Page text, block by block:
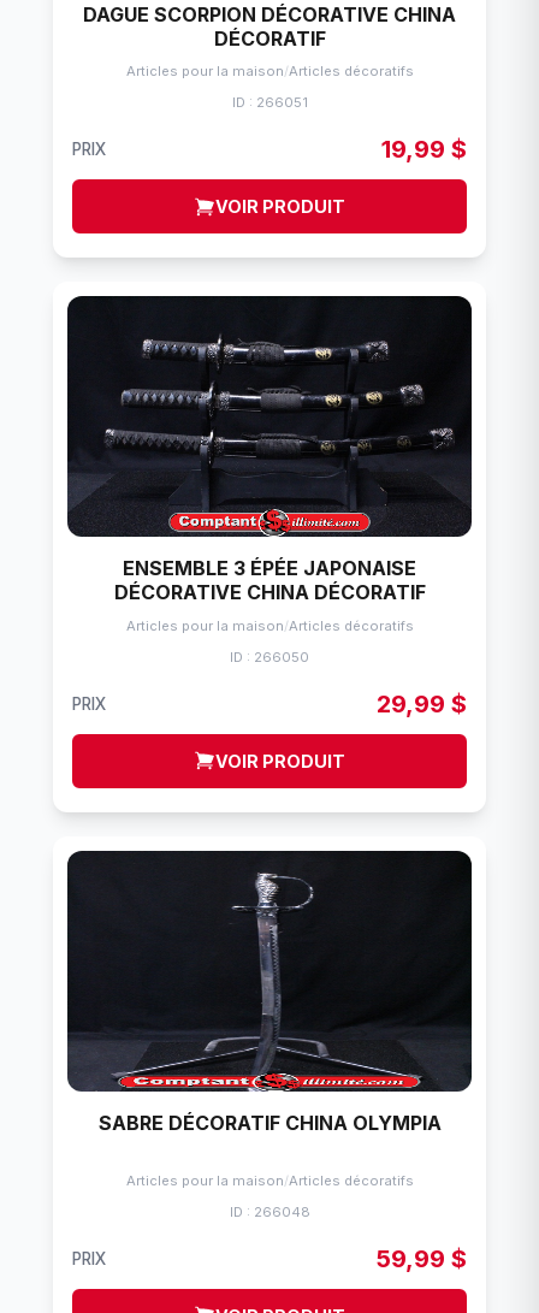
DAGUE SCORPION DÉCORATIVE CHINA
DÉCORATIF
Articles pour la maison/Articles décoratifs
ID : 266051
PRIX 19,99 $
VOIR PRODUIT
ENSEMBLE 3 ÉPÉE JAPONAISE
DÉCORATIVE CHINA DÉCORATIF
Articles pour la maison/Articles décoratifs
ID : 266050
PRIX 29,99 $
VOIR PRODUIT
SABRE DÉCORATIF CHINA OLYMPIA
Articles pour la maison/Articles décoratifs
ID : 266048
PRIX 59,99 $